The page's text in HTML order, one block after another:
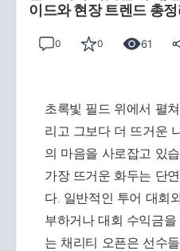
이드와 현장 트렌드 총정
0 0 61
초록빛 필드 위에서 펼
리고 그보다 더 뜨거운
의 마음을 사로잡고 있
가장 뜨거운 화두는 단
다. 일반적인 투어 대회
부하거나 대회 수익금
는 채리티 오픈은 선수